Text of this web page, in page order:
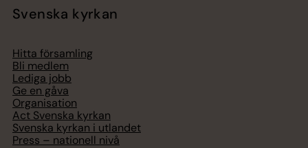
Svenska kyrkan
Hitta församling
Bli medlem
Lediga jobb
Ge en gåva
Organisation
Act Svenska kyrkan
Svenska kyrkan i utlandet
Press – nationell nivå